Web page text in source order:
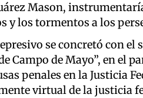
Mason,
y los tormentos a los
se concretó con el
Campo de Mayo”, en el
penales en la Justicia
virtual de la justicia